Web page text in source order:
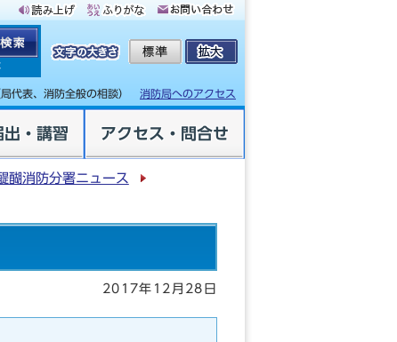
局代表、消防全般の相談） 消防局へのアクセス
出・講習 アクセス・問合せ
醐消防分署ニュース
2017年12月28日